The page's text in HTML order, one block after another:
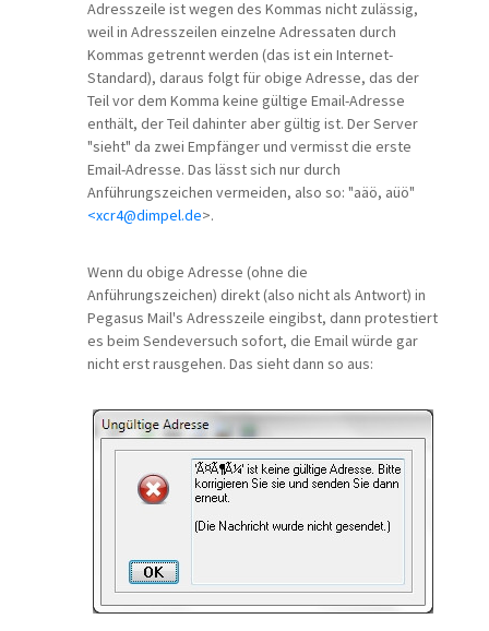
Adresszeile ist wegen des Kommas nicht zulässig,
weil in Adresszeilen einzelne Adressaten durch
Kommas getrennt werden (das ist ein Internet-
Standard), daraus folgt für obige Adresse, das der
Teil vor dem Komma keine gültige Email-Adresse
enthält, der Teil dahinter aber gültig ist. Der Server
"sieht" da zwei Empfänger und vermisst die erste
Email-Adresse. Das lässt sich nur durch
Anführungszeichen vermeiden, also so: "aäö, aüö"
<xcr4@dimpel.de>.
Wenn du obige Adresse (ohne die
Anführungszeichen) direkt (also nicht als Antwort) in
Pegasus Mail's Adresszeile eingibst, dann protestiert
es beim Sendeversuch sofort, die Email würde gar
nicht erst rausgehen. Das sieht dann so aus: